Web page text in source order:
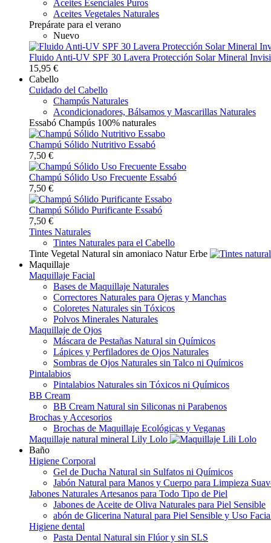
Aceites Esenciales Puros
Aceites Vegetales Naturales
Prepárate para el verano
Nuevo
Fluido Anti-UV SPF 30 Lavera Protección Solar Mineral
15,95 €
Cabello
Cuidado del Cabello
Champús Naturales
Acondicionadores, Bálsamos y Mascarillas Naturales
Essabó Champús 100% naturales
Champú Sólido Nutritivo Essabó
7,50 €
Champú Sólido Uso Frecuente Essabó
7,50 €
Champú Sólido Purificante Essabó
7,50 €
Tintes Naturales
Tintes Naturales para el Cabello
Tinte Vegetal Natural sin amoniaco Natur Erbe
Maquillaje
Maquillaje Facial
Bases de Maquillaje Naturales
Correctores Naturales para Ojeras y Manchas
Coloretes Naturales sin Tóxicos
Polvos Minerales Naturales
Maquillaje de Ojos
Máscara de Pestañas Natural sin Químicos
Lápices y Perfiladores de Ojos Naturales
Sombras de Ojos Naturales sin Talco ni Químicos
Pintalabios
Pintalabios Naturales sin Tóxicos ni Químicos
BB Cream
BB Cream Natural sin Siliconas ni Parabenos
Brochas y Accesorios
Brochas de Maquillaje Ecológicas y Veganas
Maquillaje natural mineral Lily Lolo
Baño
Higiene Corporal
Gel de Ducha Natural sin Sulfatos ni Químicos
Jabón Natural para Manos y Cuerpo para Limpieza
Jabones Naturales Artesanos para Todo Tipo de Piel
Jabones de Aceite de Oliva Naturales para Piel Sensible
abón de Glicerina Natural para Piel Sensible y Uso
Higiene dental
Pasta Dental Natural sin Flúor y sin SLS